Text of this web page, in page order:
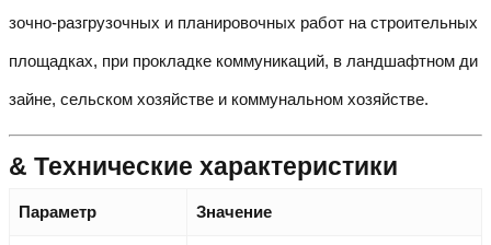
зочно-разгрузочных и планировочных работ на строительных
площадках, при прокладке коммуникаций, в ландшафтном ди
зайне, сельском хозяйстве и коммунальном хозяйстве.
& Технические характеристики
Параметр Значение